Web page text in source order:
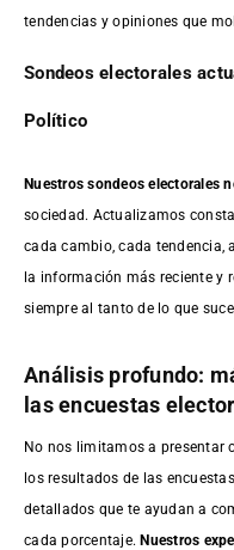
tendencias y opiniones que
Sondeos electorales
Político
Nuestros sondeos electorales
sociedad. Actualizamos
cada cambio, cada tendencia,
la información más reciente y
siempre al tanto de lo que
Análisis profundo:
las encuestas
No nos limitamos a presentar
los resultados de las
detallados que te ayudan a
cada porcentaje.Nuestros